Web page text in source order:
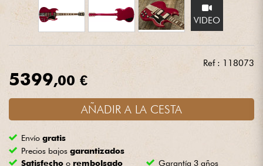
Sistemas de Sonido
Violines y cuarteto
VIDEO
Ref : 118073
5399,00 €
AÑADIR A LA CESTA
Envíogratis
Precios bajosgarantizados
Satisfecho o rembolsado Garantía 3 años